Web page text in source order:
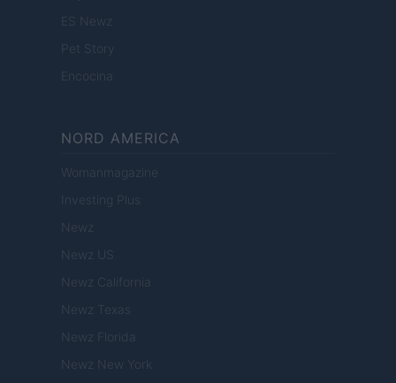
ES Newz
Pet Story
Encocina
NORD AMERICA
Womanmagazine
Investing Plus
Newz
Newz US
Newz California
Newz Texas
Newz Florida
Newz New York